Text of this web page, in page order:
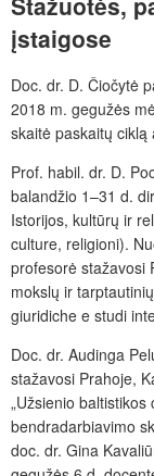
įstaigose
Doc. dr. D. Čiočytė
2018 m. gegužės
skaitė paskaitų
Prof. habil. dr. D.
balandžio 1–31 d.
Istorijos, kultūrų ir
culture, religioni).
profesorė stažavosi
mokslų ir
giuridiche e studi
Doc. dr. Audinga
stažavosi Prahoje,
„Užsienio
bendradarbiavimo
doc. dr. Gina